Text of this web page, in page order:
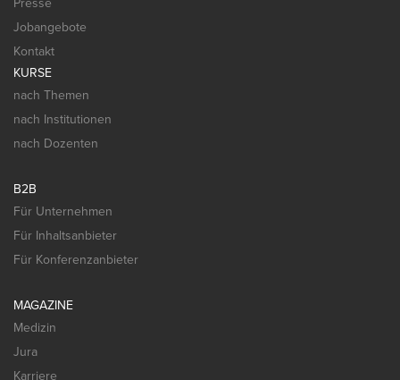
Presse
Jobangebote
Kontakt
KURSE
nach Themen
nach Institutionen
nach Dozenten
B2B
Für Unternehmen
Für Inhaltsanbieter
Für Konferenzanbieter
MAGAZINE
Medizin
Jura
Karriere